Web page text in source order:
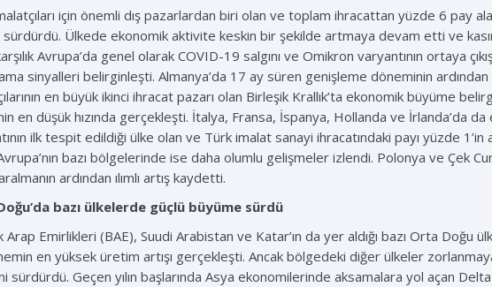
için önemli dış pazarlardan biri olan ve toplam ihracattan yüzde 6 pay
sürdürdü. Ülkede ekonomik aktivite keskin bir şekilde artmaya devam etti ve
Avrupa’da genel olarak COVID-19 salgını ve Omikron varyantının ortaya
sinyalleri belirginleşti. Almanya’da 17 ay süren genişleme döneminin
en büyük ikinci ihracat pazarı olan Birleşik Krallık’ta ekonomik büyüme
en düşük hızında gerçekleşti. İtalya, Fransa, İspanya, Hollanda ve İrlanda’da
ilk tespit edildiği ülke olan ve Türk imalat sanayi ihracatındaki payı yüzde
bazı bölgelerinde ise daha olumlu gelişmeler izlendi. Polonya ve Çek
ardından ılımlı artış kaydetti.
bazı ülkelerde güçlü büyüme sürdü
Arap Emirlikleri (BAE), Suudi Arabistan ve Katar’ın da yer aldığı bazı Orta Doğu
en yüksek üretim artışı gerçekleşti. Ancak bölgedeki diğer ülkeler
sürdürdü. Geçen yılın başlarında Asya ekonomilerinde aksamalara yol açan